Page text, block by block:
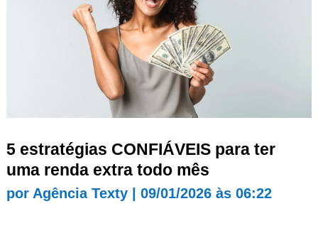
5 estratégias CONFIÁVEIS para ter
uma renda extra todo mês
por Agência Texty| 09/01/2026 às 06:22